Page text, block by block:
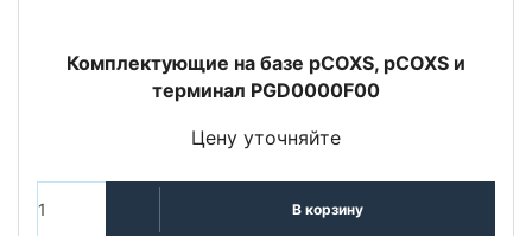
Комплектующие на базе pCOXS, pCOXS и
терминал PGD0000F00
Цену уточняйте
В корзину